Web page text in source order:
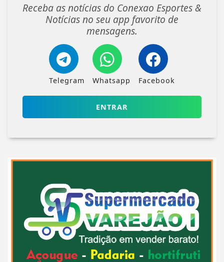
Receba as notícias do Conexao Esportes &
Notícias no seu app favorito de
mensagens.
Telegram Whatsapp Facebook
ENTRAR